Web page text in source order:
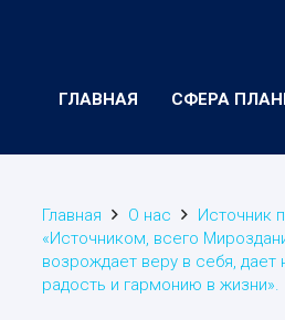
ГЛАВНАЯ СФЕРА
Главная О нас
Источник
«Источником, всего
возрождает веру в себя, дает
радость и гармонию в жизни».